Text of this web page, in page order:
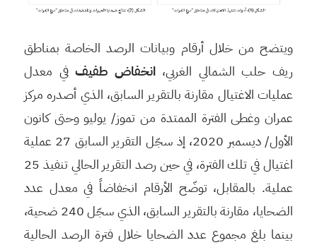
ويتضح من خلال أرقام وبيانات الرصد الخاصة بمناطق
ريف حلب الشمالي الغربي،انخفاض طفيففي معدل
عمليات الاغتيال مقارنة بالتقرير السابق، الذي أصدره مركز
عمران وغطى الفترة الممتدة من تموز/ يوليو وحتى كانون
الأول/ ديسمبر 2020، إذ سجّل التقرير السابق 27 عملية
اغتيال في تلك الفترة، في حين رصد التقرير الحالي تنفيذ 25
عملية. بالمقابل، توضّح الأرقام انخفاضاً في معدل عدد
الضحايا، مقارنة بالتقرير السابق، الذي سجّل 240 ضحية،
بينما بلغ مجموع عدد الضحايا خلال فترة الرصد الحالية